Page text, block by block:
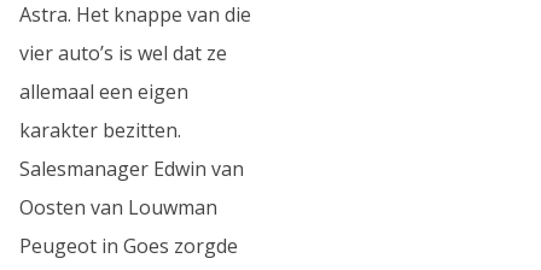
Astra. Het knappe van die
vier auto’s is wel dat ze
allemaal een eigen
karakter bezitten.
Salesmanager Edwin van
Oosten van Louwman
Peugeot in Goes zorgde